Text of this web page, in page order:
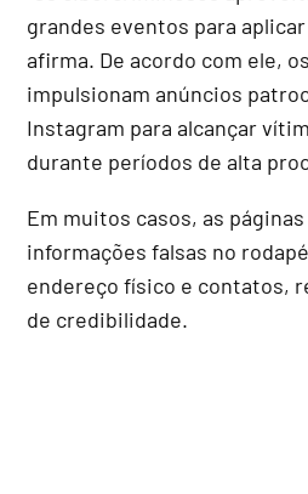
grandes eventos para
afirma. De acordo com ele,
impulsionam anúncios
Instagram para alcançar
durante períodos de alta
Em muitos casos, as
informações falsas no
endereço físico e contatos,
de credibilidade.